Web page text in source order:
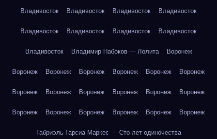
Владивосток Владивосток Владивосток Владивосток
Владивосток Владивосток Владивосток Владивосток
Владивосток Владимир Набоков — Лолита Воронеж
Воронеж Воронеж Воронеж Воронеж Воронеж Воронеж
Воронеж Воронеж Воронеж Воронеж Воронеж Воронеж
Воронеж Воронеж Воронеж Воронеж Воронеж Воронеж
Габриэль Гарсиа Маркес — Сто лет одиночества